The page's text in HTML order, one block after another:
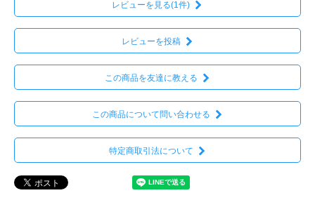
レビューを見る(1件)
レビューを投稿
この商品を友達に教える
この商品について問い合わせる
特定商取引法について